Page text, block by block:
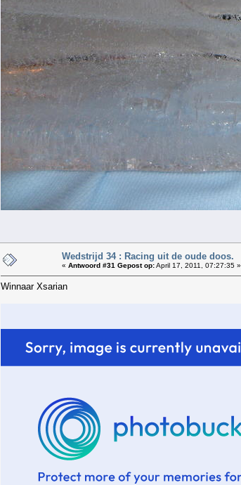
Wedstrijd 34 : Racing uit de oude doos.
« Antwoord #31 Gepost op:April 17, 2011, 07:27:35 »
Winnaar Xsarian